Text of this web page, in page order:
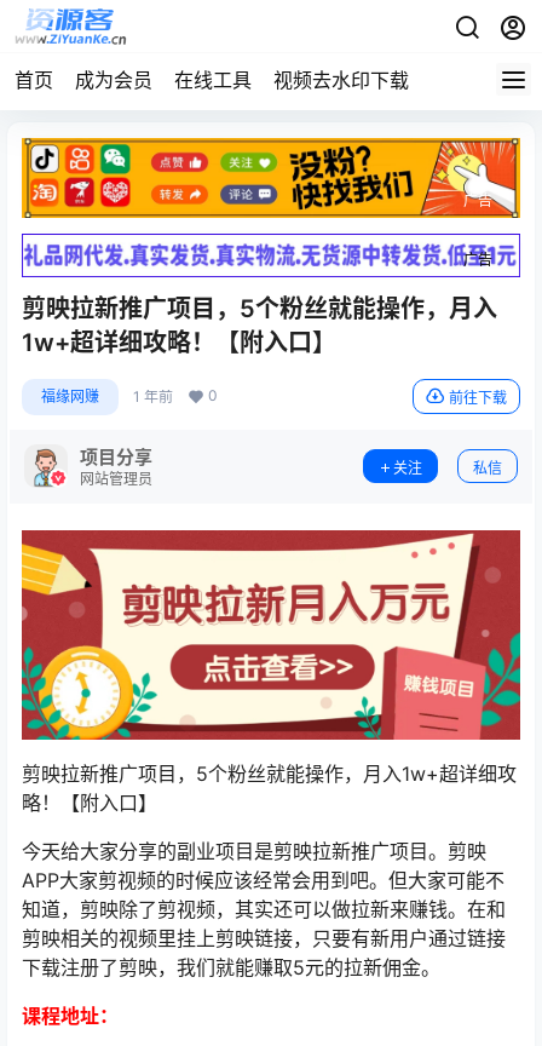
首页 成为会员 在线工具 视频去水印下载
广告
广告
剪映拉新推广项目，5个粉丝就能操作，月入
1w+超详细攻略！【附入口】
福缘网赚 1 年前 0 前往下载
项目分享
网站管理员
关注 私信
剪映拉新推广项目，5个粉丝就能操作，月入1w+超详细攻
略！【附入口】
今天给大家分享的副业项目是剪映拉新推广项目。剪映
APP大家剪视频的时候应该经常会用到吧。但大家可能不
知道，剪映除了剪视频，其实还可以做拉新来赚钱。在和
剪映相关的视频里挂上剪映链接，只要有新用户通过链接
下载注册了剪映，我们就能赚取5元的拉新佣金。
课程地址：